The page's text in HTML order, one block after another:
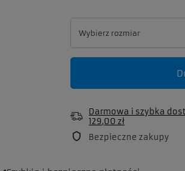
Wybierz rozmiar
Wybierz rozmiar
Darmowa i szybka
129,00 zł
Bezpieczne zakupy